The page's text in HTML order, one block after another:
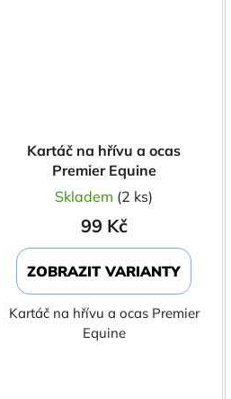
Kartáč na hřívu a ocas
Premier Equine
Skladem (2 ks)
99 Kč
ZOBRAZIT VARIANTY
Kartáč na hřívu a ocas Premier
Equine